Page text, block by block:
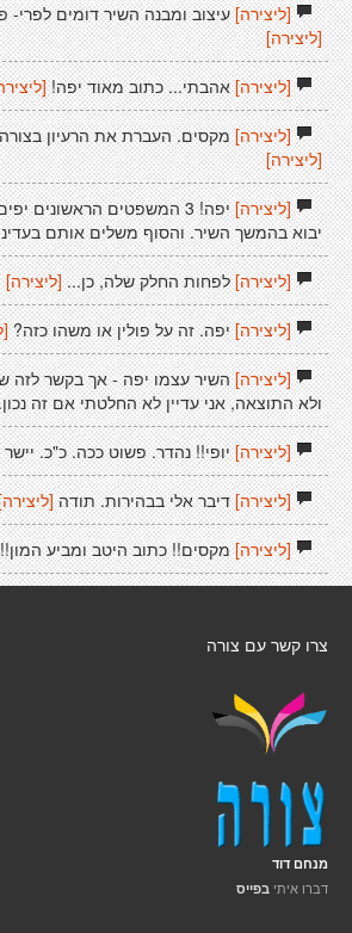
[ליצירה]עיצוב ומבנה השיר דומים לפרי-
[ליצירה]
[ליצירה]אהבתי... כתוב מאוד יפה!
[ליצירה]מקסים. העברת את הרעיון
[ליצירה]
[ליצירה]
יפה! 3 המשפטים הראשונים
יבוא בהמשך השיר. והסוף משלים אותם
[ליצירה]לפחות החלק שלה, כן... [ליצירה]
[ליצירה]יפה. זה על פולין או משהו כזה?
[ליצירה]השיר עצמו יפה - אך בקשר לזה
ולא התוצאה, אני עדיין לא החלטתי אם זה
[ליצירה]יופי!! נהדר. פשוט ככה. כ"כ.
[ליצירה]דיבר אלי בבהירות. תודה
[ליצירה]מקסים!! כתוב היטב ומביע
צרו קשר עם צורה
מנחם דוד
דברו איתי בפייס